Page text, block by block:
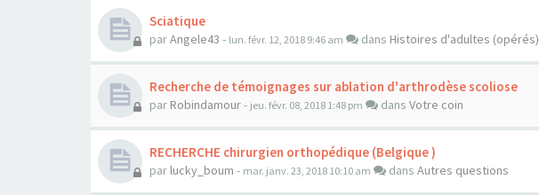
Sciatique
parAngele43 - lun. févr. 12, 2018 9:46 am dans Histoires d'adultes (opérés)
Recherche de témoignages sur ablation d'arthrodèse scoliose
par Robindamour- jeu. févr. 08, 2018 1:48 pm dans Votre coin
RECHERCHE chirurgien orthopédique (Belgique )
par lucky_boum - mar. janv. 23, 2018 10:10 am dans Autres questions